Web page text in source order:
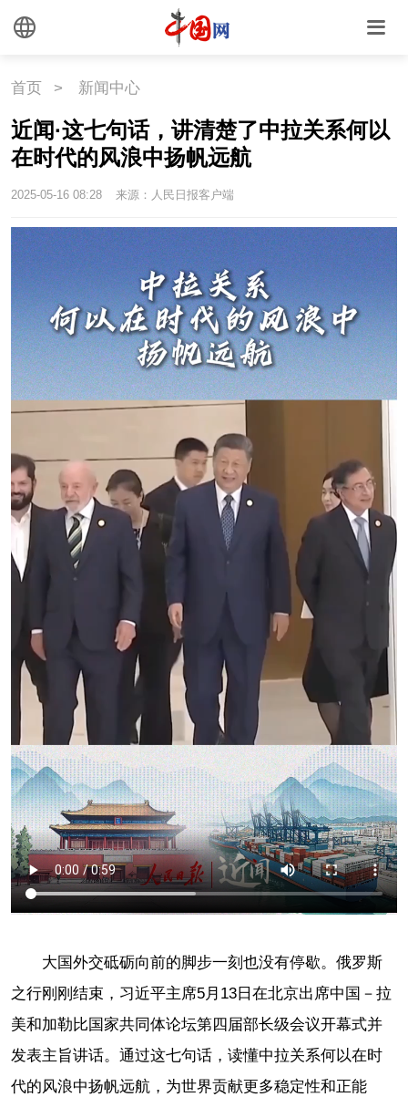
首页 > 新闻中心
近闻·这七句话，讲清楚了中拉关系何以
在时代的风浪中扬帆远航
2025-05-16 08:28 来源：人民日报客户端
大国外交砥砺向前的脚步一刻也没有停歇。俄罗斯
之行刚刚结束，习近平主席5月13日在北京出席中国－拉
美和加勒比国家共同体论坛第四届部长级会议开幕式并
发表主旨讲话。通过这七句话，读懂中拉关系何以在时
代的风浪中扬帆远航，为世界贡献更多稳定性和正能